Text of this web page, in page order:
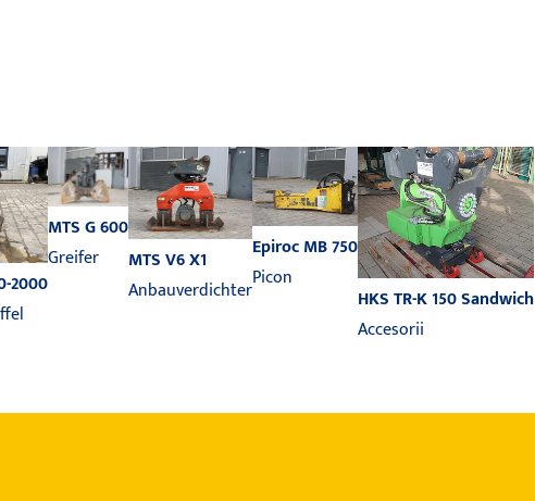
2000
MTS G 600
Greifer
MTS V6 X1
Anbauverdichter
Epiroc MB 750
Picon
HKS TR-K 150 Sandwich
Accesorii